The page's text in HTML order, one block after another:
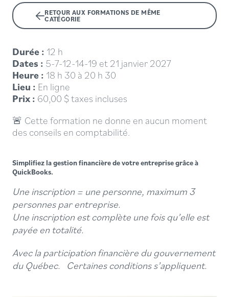
RETOUR AUX FORMATIONS DE MÊME
CATÉGORIE
Durée : 12 h
Dates : 5-7-12-14-19 et 21 janvier 2027
Heure : 18 h 30 à 20 h 30
Lieu : En ligne
Prix : 60,00 $ taxes incluses
🚨 Cette formation ne donne en aucun moment
des conseils en comptabilité.
Simplifiez la gestion financière de votre entreprise grâce à
QuickBooks.
Une inscription = une personne, maximum 3
personnes par entreprise.
Une inscription est complète une fois qu’elle est
payée en totalité.
Avec la participation financière du gouvernement
du Québec. Certaines conditions s’appliquent.